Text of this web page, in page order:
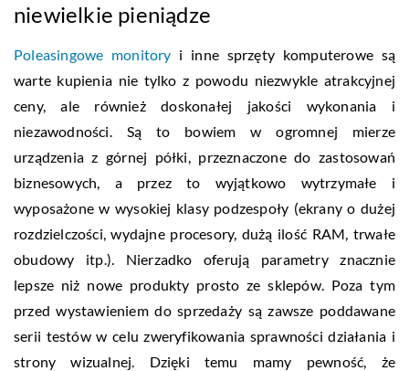
niewielkie pieniądze
Poleasingowe monitory i inne sprzęty komputerowe są
warte kupienia nie tylko z powodu niezwykle atrakcyjnej
ceny, ale również doskonałej jakości wykonania i
niezawodności. Są to bowiem w ogromnej mierze
urządzenia z górnej półki, przeznaczone do zastosowań
biznesowych, a przez to wyjątkowo wytrzymałe i
wyposażone w wysokiej klasy podzespoły (ekrany o dużej
rozdzielczości, wydajne procesory, dużą ilość RAM, trwałe
obudowy itp.). Nierzadko oferują parametry znacznie
lepsze niż nowe produkty prosto ze sklepów. Poza tym
przed wystawieniem do sprzedaży są zawsze poddawane
serii testów w celu zweryfikowania sprawności działania i
strony wizualnej. Dzięki temu mamy pewność, że